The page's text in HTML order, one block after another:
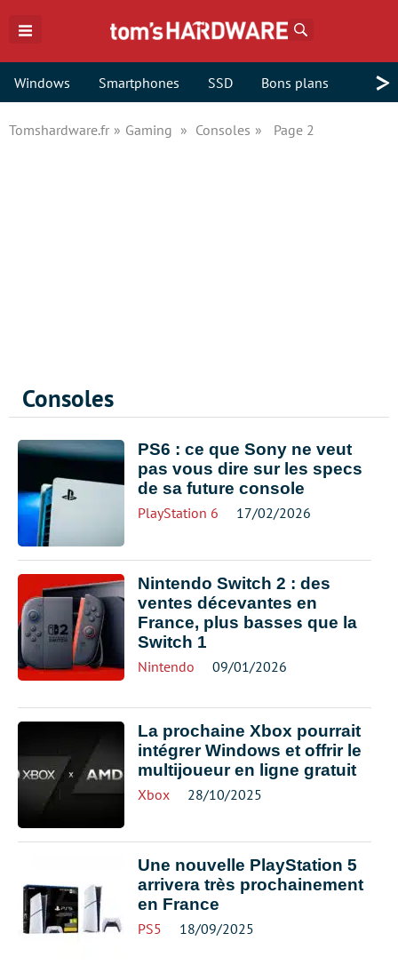
Windows Smartphones SSD Bons plans >
Tomshardware.fr Gaming Consoles Page 2
Consoles
PS6 : ce que Sony ne veut
pas vous dire sur les specs
de sa future console
PlayStation 6 17/02/2026
Nintendo Switch 2 : des
ventes décevantes en
France, plus basses que la
Switch 1
Nintendo 09/01/2026
La prochaine Xbox pourrait
intégrer Windows et offrir le
multijoueur en ligne gratuit
Xbox 28/10/2025
Une nouvelle PlayStation 5
arrivera très prochainement
en France
PS5 18/09/2025